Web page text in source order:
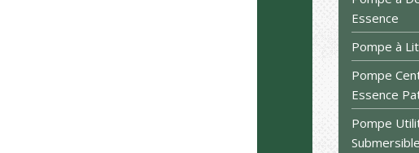
Essence
Pompe à
Pompe
Essence
Pompe